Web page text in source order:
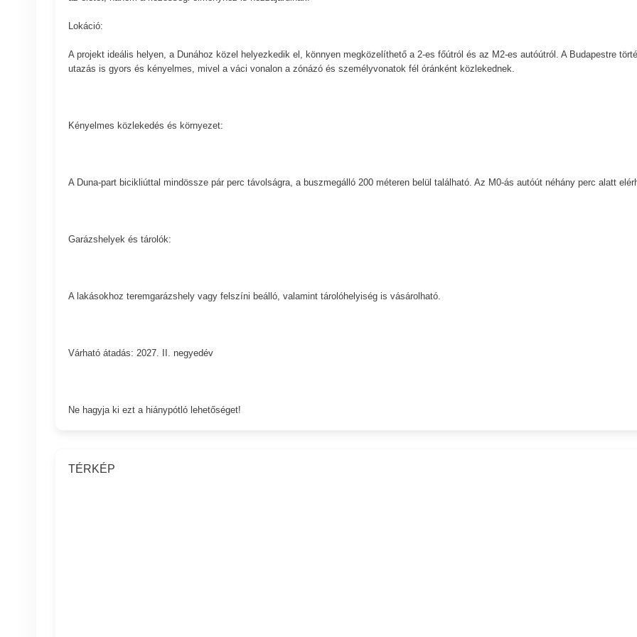
Lokáció:
A projekt ideális helyen, a Dunához közel helyezkedik el, könnyen megközelíthető a 2-es főútról és az M2-es autóútról. A Budapestre
utazás is gyors és kényelmes, mivel a váci vonalon a zónázó és személyvonatok fél óránként közlekednek.
Kényelmes közlekedés és környezet:
A Duna-part bicikliúttal mindössze pár perc távolságra, a buszmegálló 200 méteren belül található. Az M0-ás autóút néhány perc alatt
Garázshelyek és tárolók:
A lakásokhoz teremgarázshely vagy felszíni beálló, valamint tárolóhelyiség is vásárolható.
Várható átadás: 2027. II. negyedév
Ne hagyja ki ezt a hiánypótló lehetőséget!
TÉRKÉP